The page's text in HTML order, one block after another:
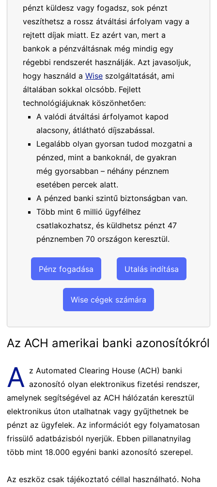
pénzt küldesz vagy fogadsz, sok pénzt
veszíthetsz a rossz átváltási árfolyam vagy a
rejtett díjak miatt. Ez azért van, mert a
bankok a pénzváltásnak még mindig egy
régebbi rendszerét használják. Azt javasoljuk,
hogy használd a Wise szolgáltatását, ami
általában sokkal olcsóbb. Fejlett
technológiájuknak köszönhetően:
A valódi átváltási árfolyamot kapod
alacsony, átlátható díjszabással.
Legalább olyan gyorsan tudod mozgatni a
pénzed, mint a bankoknál, de gyakran
még gyorsabban – néhány pénznem
esetében percek alatt.
A pénzed banki szintű biztonságban van.
Több mint 6 millió ügyfélhez
csatlakozhatsz, és küldhetsz pénzt 47
pénznemben 70 országon keresztül.
Pénz fogadása Utalás indítása
Wise cégek számára
Az ACH amerikai banki azonosítókról
A z Automated Clearing House (ACH) banki
azonosító olyan elektronikus fizetési rendszer,
amelynek segítségével az ACH hálózatán keresztül
elektronikus úton utalhatnak vagy gyűjthetnek be
pénzt az ügyfelek. Az információt egy folyamatosan
frissülő adatbázisból nyerjük. Ebben pillanatnyilag
több mint 18.000 egyéni banki azonosító szerepel.
Az eszköz csak tájékoztató céllal használható. Noha